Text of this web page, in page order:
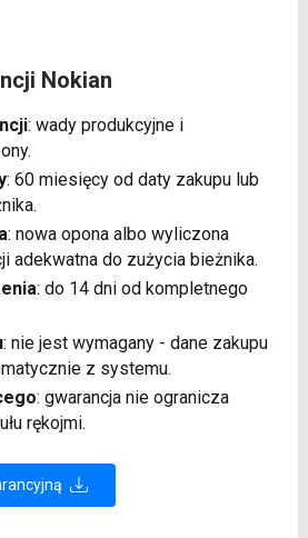
Nokian
: wady produkcyjne i
: 60 miesięcy od daty zakupu lub
: nowa opona albo wyliczona
adekwatna do zużycia bieżnika.
: do 14 dni od kompletnego
: nie jest wymagany - dane zakupu
z systemu.
: gwarancja nie ogranicza
rękojmi.